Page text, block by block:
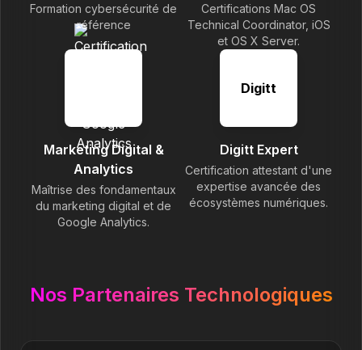
Formation cybersécurité de
référence
Certifications Mac OS
Technical Coordinator, iOS
et OS X Server.
Marketing Digital &
Analytics
Maîtrise des fondamentaux
du marketing digital et de
Google Analytics.
Digitt
Digitt Expert
Certification attestant d'une
expertise avancée des
écosystèmes numériques.
Nos Partenaires Technologiques